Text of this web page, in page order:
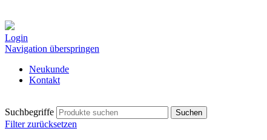
Login
Navigation überspringen
Neukunde
Kontakt
Suchbegriffe
Filter zurücksetzen